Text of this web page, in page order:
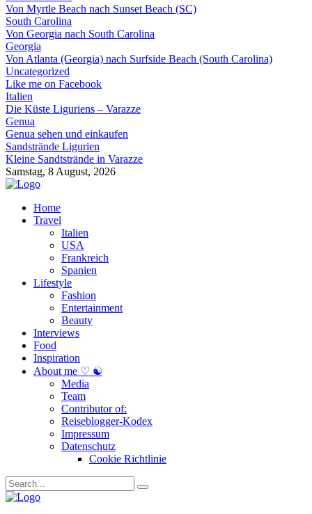
Von Myrtle Beach nach Sunset Beach (SC)
South Carolina
Von Georgia nach South Carolina
Georgia
Von Atlanta (Georgia) nach Surfside Beach (South Carolina)
Uncategorized
Like me on Facebook
Italien
Die Küste Liguriens – Varazze
Genua
Genua sehen und einkaufen
Sandstrände Ligurien
Kleine Sandtstrände in Varazze
Samstag, 8 August, 2026
Home
Travel
Italien
USA
Frankreich
Spanien
Lifestyle
Fashion
Entertainment
Beauty
Interviews
Food
Inspiration
About me ♡ ☯
Media
Team
Contributor of:
Reiseblogger-Kodex
Impressum
Datenschutz
Cookie Richtlinie